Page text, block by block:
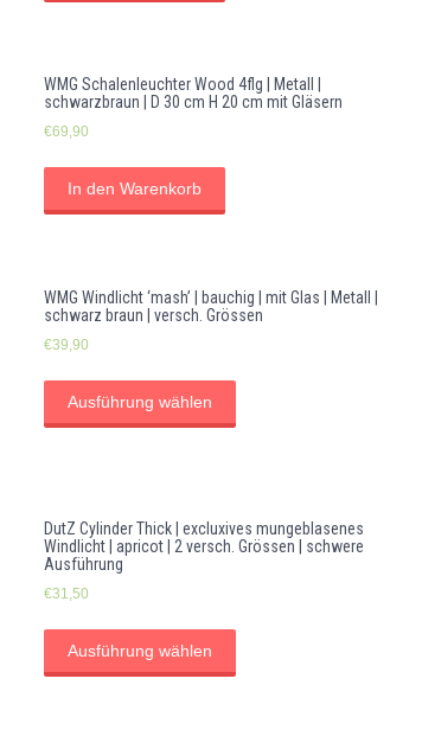
WMG Schalenleuchter Wood 4flg | Metall |
schwarzbraun | D 30 cm H 20 cm mit Gläsern
€69,90
In den Warenkorb
WMG Windlicht ‘mash’ | bauchig | mit Glas | Metall |
schwarz braun | versch. Grössen
€39,90
Ausführung wählen
DutZ Cylinder Thick | excluxives mungeblasenes
Windlicht | apricot | 2 versch. Grössen | schwere
Ausführung
€31,50
Ausführung wählen